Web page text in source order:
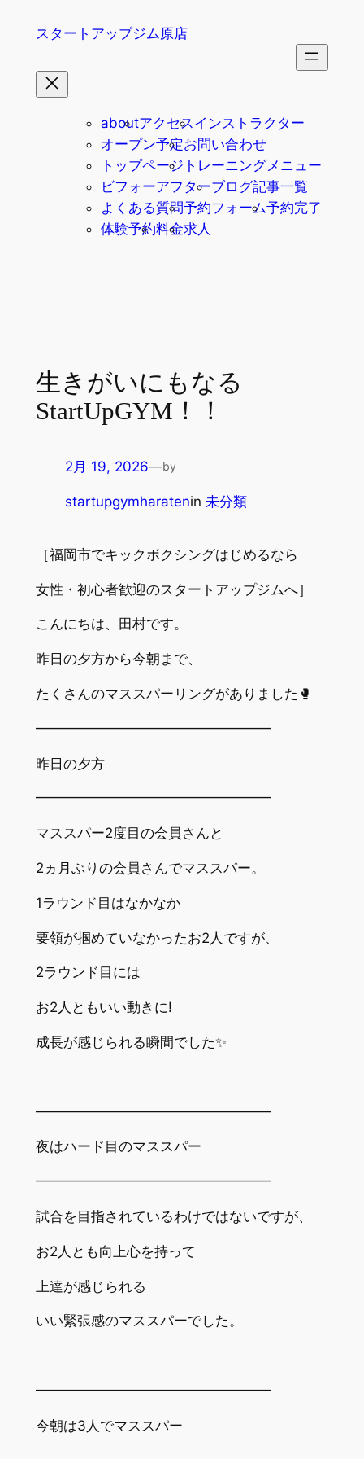
スタートアップジム原店
aboutアクセス インストラクター
オープン予定お問い合わせ
トップページ トレーニングメニュー
ビフォーアフターブログ記事一覧
よくある質問予約フォーム予約完了
体験予約料金求人
生きがいにもなる
StartUpGYM！！
2月 19, 2026—by
startupgymharatenin 未分類
［福岡市でキックボクシングはじめるなら
女性・初心者歓迎のスタートアップジムへ］
こんにちは、田村です。
昨日の夕方から今朝まで、
たくさんのマススパーリングがありました🥊
━━━━━━━━━━━━━━━━━
昨日の夕方
━━━━━━━━━━━━━━━━━
マススパー2度目の会員さんと
2ヵ月ぶりの会員さんでマススパー。
1ラウンド目はなかなか
要領が掴めていなかったお2人ですが、
2ラウンド目には
お2人ともいい動きに!
成長が感じられる瞬間でした✨
━━━━━━━━━━━━━━━━━
夜はハード目のマススパー
━━━━━━━━━━━━━━━━━
試合を目指されているわけではないですが、
お2人とも向上心を持って
上達が感じられる
いい緊張感のマススパーでした。
━━━━━━━━━━━━━━━━━
今朝は3人でマススパー